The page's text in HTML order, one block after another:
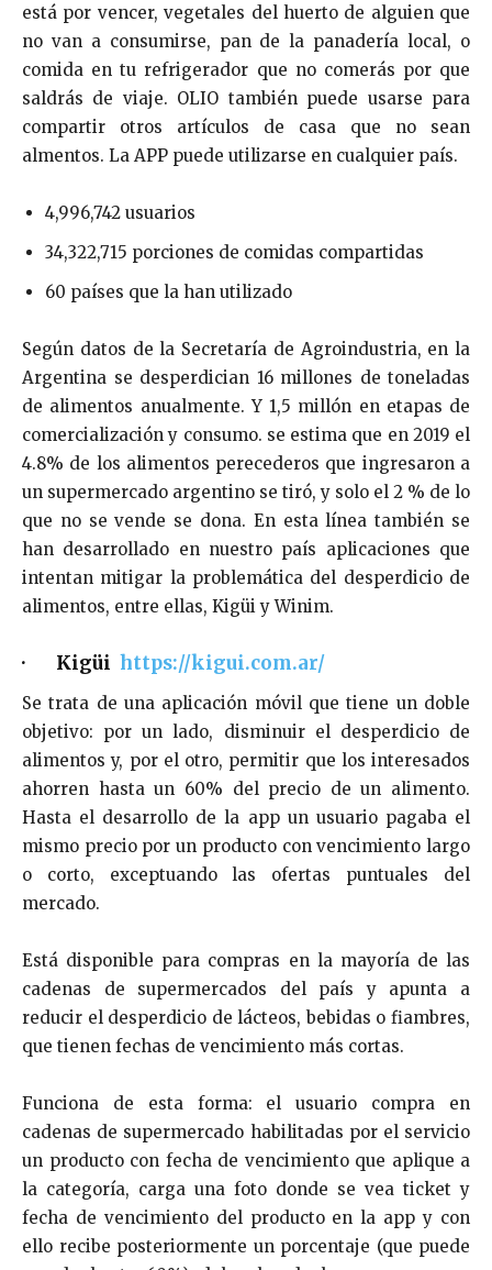
está por vencer, vegetales del huerto de alguien que
no van a consumirse, pan de la panadería local, o
comida en tu refrigerador que no comerás por que
saldrás de viaje. OLIO también puede usarse para
compartir otros artículos de casa que no sean
almentos. La APP puede utilizarse en cualquier país.
4,996,742 usuarios
34,322,715 porciones de comidas compartidas
60 países que la han utilizado
Según datos de la Secretaría de Agroindustria, en la
Argentina se desperdician 16 millones de toneladas
de alimentos anualmente. Y 1,5 millón en etapas de
comercialización y consumo. se estima que en 2019 el
4.8% de los alimentos perecederos que ingresaron a
un supermercado argentino se tiró, y solo el 2 % de lo
que no se vende se dona. En esta línea también se
han desarrollado en nuestro país aplicaciones que
intentan mitigar la problemática del desperdicio de
alimentos, entre ellas, Kigüi y Winim.
· Kigüi https://kigui.com.ar/
Se trata de una aplicación móvil que tiene un doble
objetivo: por un lado, disminuir el desperdicio de
alimentos y, por el otro, permitir que los interesados
ahorren hasta un 60% del precio de un alimento.
Hasta el desarrollo de la app un usuario pagaba el
mismo precio por un producto con vencimiento largo
o corto, exceptuando las ofertas puntuales del
mercado.
Está disponible para compras en la mayoría de las
cadenas de supermercados del país y apunta a
reducir el desperdicio de lácteos, bebidas o fiambres,
que tienen fechas de vencimiento más cortas.
Funciona de esta forma: el usuario compra en
cadenas de supermercado habilitadas por el servicio
un producto con fecha de vencimiento que aplique a
la categoría, carga una foto donde se vea ticket y
fecha de vencimiento del producto en la app y con
ello recibe posteriormente un porcentaje (que puede